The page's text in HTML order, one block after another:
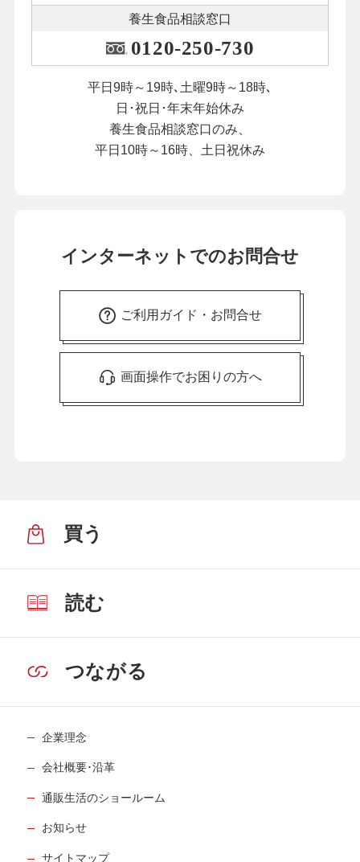
養生食品相談窓口
0120-250-730
平日9時～19時､土曜9時～18時､
日･祝日･年末年始休み
養生食品相談窓口のみ、
平日10時～16時、土日祝休み
インターネットでのお問合せ
ご利用ガイド・お問合せ
画面操作でお困りの方へ
買う
読む
つながる
企業理念
会社概要･沿革
通販生活のショールーム
お知らせ
サイトマップ